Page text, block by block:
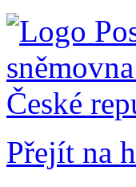
Přejít na